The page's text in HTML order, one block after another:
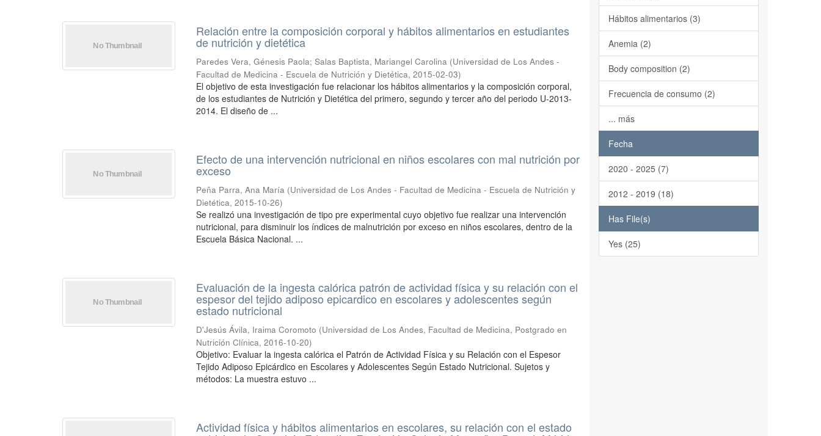
Relación entre la composición corporal y hábitos alimentarios en estudiantes
de nutrición y dietética
Paredes Vera, Génesis Paola;Salas Baptista, Mariangel Carolina (Universidad de Los Andes -
Facultad de Medicina - Escuela de Nutrición y Dietética,2015-02-03)
El objetivo de esta investigación fue relacionar los hábitos alimentarios y la composición corporal,
de los estudiantes de Nutrición y Dietética del primero, segundo y tercer año del periodo U-2013-
2014. El diseño de ...
Efecto de una intervención nutricional en niños escolares con mal nutrición por
exceso
Peña Parra, Ana María (Universidad de Los Andes - Facultad de Medicina - Escuela de Nutrición y
Dietética,2015-10-26)
Se realizó una investigación de tipo pre experimental cuyo objetivo fue realizar una intervención
nutricional, para disminuir los índices de malnutrición por exceso en niños escolares, dentro de la
Escuela Básica Nacional. ...
Evaluación de la ingesta calórica patrón de actividad física y su relación con el
espesor del tejido adiposo epicardico en escolares y adolescentes según
estado nutricional
D'Jesús Ávila, Iraima Coromoto (Universidad de Los Andes, Facultad de Medicina, Postgrado en
Nutrición Clínica,2016-10-20)
Objetivo: Evaluar la ingesta calórica el Patrón de Actividad Física y su Relación con el Espesor
Tejido Adiposo Epicárdico en Escolares y Adolescentes Según Estado Nutricional. Sujetos y
métodos: La muestra estuvo ...
Actividad física y hábitos alimentarios en escolares, su relación con el estado
Hábitos alimentarios (3)
Anemia (2)
Body composition (2)
Frecuencia de consumo (2)
... más
Fecha
2020 - 2025 (7)
2012 - 2019 (18)
Has File(s)
Yes (25)